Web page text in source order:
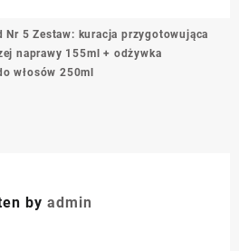
Nr 5 Zestaw: kuracja przygotowująca
naprawy 155ml + odżywka
włosów 250ml
by admin